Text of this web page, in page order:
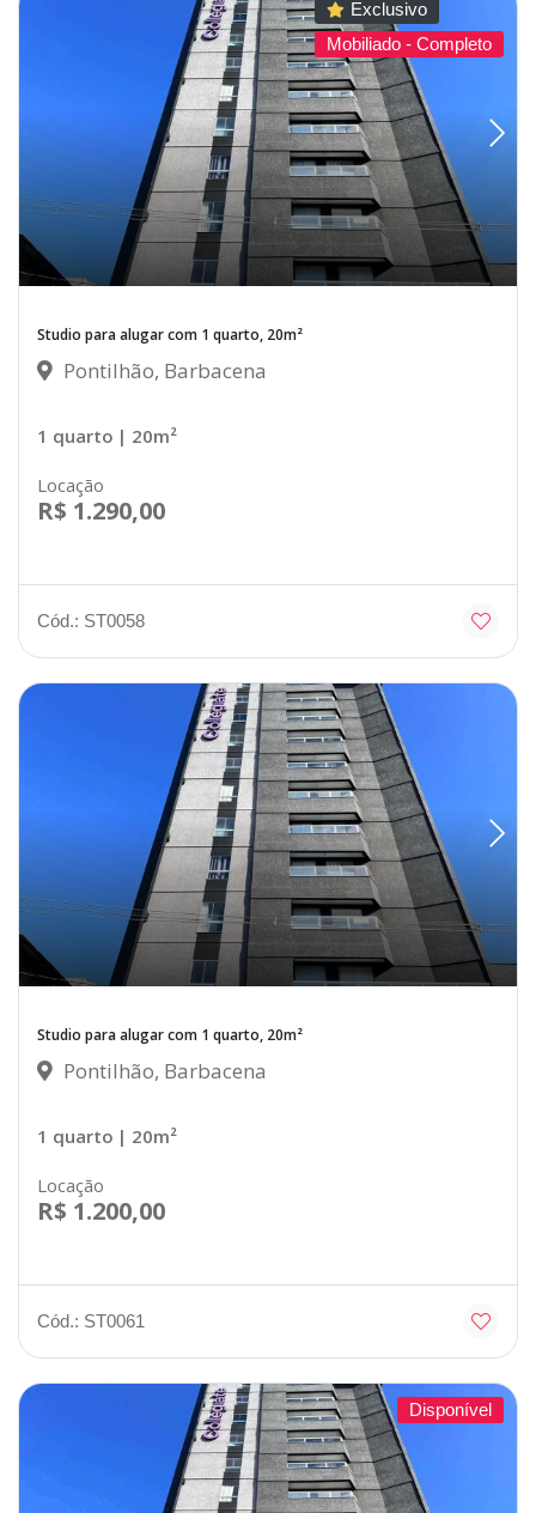
Exclusivo
Mobiliado - Completo
Studio para alugar com 1 quarto, 20m²
Pontilhão, Barbacena
1 quarto | 20m²
Locação
R$ 1.290,00
Cód.: ST0058
Studio para alugar com 1 quarto, 20m²
Pontilhão, Barbacena
1 quarto | 20m²
Locação
R$ 1.200,00
Cód.: ST0061
Disponível